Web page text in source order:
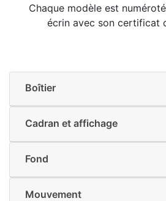
Chaque modèle est
écrin avec son certificat
Boîtier
Cadran et affichage
Fond
Mouvement